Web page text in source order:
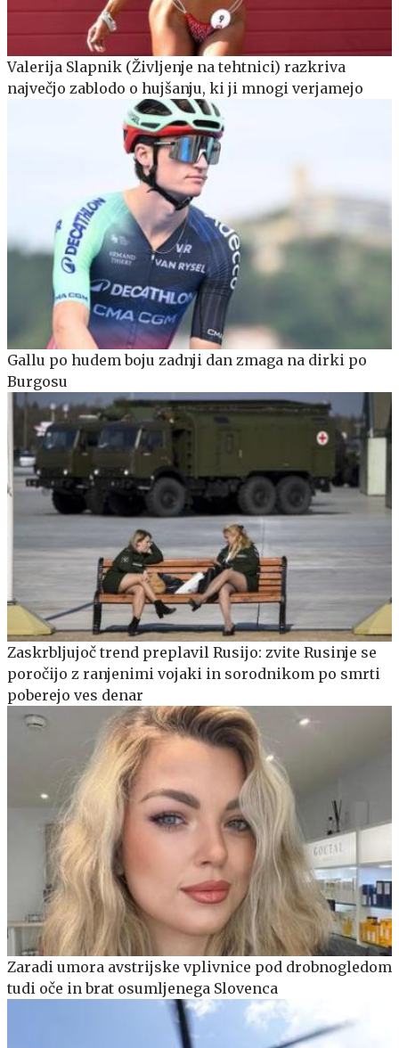
Valerija Slapnik (Življenje na tehtnici) razkriva
največjo zablodo o hujšanju, ki ji mnogi verjamejo
Gallu po hudem boju zadnji dan zmaga na dirki po
Burgosu
Zaskrbljujoč trend preplavil Rusijo: zvite Rusinje se
poročijo z ranjenimi vojaki in sorodnikom po smrti
poberejo ves denar
Zaradi umora avstrijske vplivnice pod drobnogledom
tudi oče in brat osumljenega Slovenca